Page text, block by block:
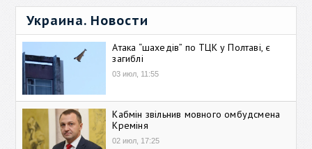
Украина. Новости
Атака “шахедів” по ТЦК у Полтаві, є
загиблі
03 июл, 11:55
Кабмін звільнив мовного омбудсмена
Креміня
02 июл, 17:25